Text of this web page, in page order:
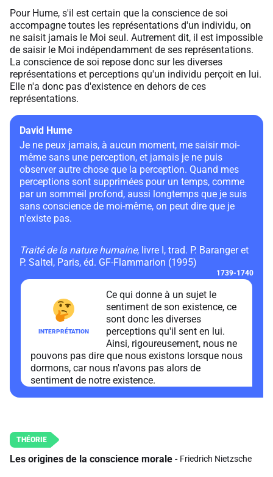
Pour Hume, s'il est certain que la conscience de soi
accompagne toutes les représentations d'un individu, on
ne saisit jamais le Moi seul. Autrement dit, il est impossible
de saisir le Moi indépendamment de ses représentations.
La conscience de soi repose donc sur les diverses
représentations et perceptions qu'un individu perçoit en lui.
Elle n'a donc pas d'existence en dehors de ces
représentations.
Je ne peux jamais, à aucun moment, me saisir moi-
même sans une perception, et jamais je ne puis
observer autre chose que la perception. Quand mes
perceptions sont supprimées pour un temps, comme
par un sommeil profond, aussi longtemps que je suis
sans conscience de moi-même, on peut dire que je
n'existe pas.
David Hume
Traité de la nature humaine, livre I, trad. P. Baranger et
P. Saltel, Paris, éd. GF-Flammarion (1995)
1739-1740
Ce qui donne à un sujet le
sentiment de son existence, ce
sont donc les diverses
perceptions qu'il sent en lui.
Ainsi, rigoureusement, nous ne
pouvons pas dire que nous existons lorsque nous
dormons, car nous n'avons pas alors de
sentiment de notre existence.
Les origines de la conscience morale Friedrich Nietzsche